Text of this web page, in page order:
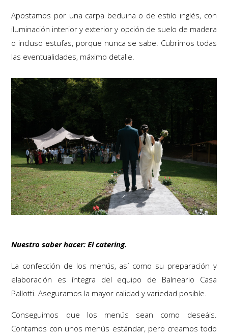
Apostamos por una carpa beduina o de estilo inglés, con
iluminación interior y exterior y opción de suelo de madera
o incluso estufas, porque nunca se sabe. Cubrimos todas
las eventualidades, máximo detalle.
Nuestro saber hacer: El catering.
La confección de los menús, así como su preparación y
elaboración es íntegra del equipo de Balneario Casa
Pallotti. Aseguramos la mayor calidad y variedad posible.
Conseguimos que los menús sean como deseáis.
Contamos con unos menús estándar, pero creamos todo